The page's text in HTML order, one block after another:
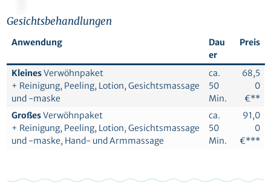
Gesichtsbehandlungen
Anwendung
Dau
er
Preis
KleinesVerwöhnpaket
+ Reinigung, Peeling, Lotion, Gesichtsmassage
und -maske
ca.
50
Min.
68,5
0
€**
GroßesVerwöhnpaket
+ Reinigung, Peeling, Lotion, Gesichtsmassage
und -maske, Hand- und Armmassage
ca.
50
Min.
91,0
0
€***